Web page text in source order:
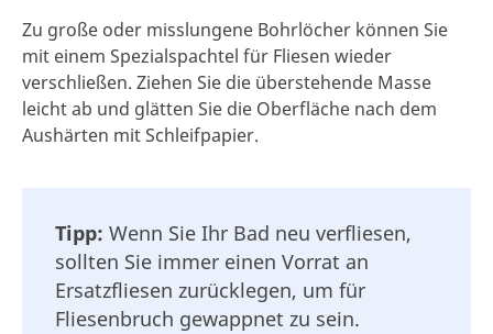
Zu große oder misslungene Bohrlöcher können Sie
mit einem Spezialspachtel für Fliesen wieder
verschließen. Ziehen Sie die überstehende Masse
leicht ab und glätten Sie die Oberfläche nach dem
Aushärten mit Schleifpapier.
Tipp: Wenn Sie Ihr Bad neu verfliesen,
sollten Sie immer einen Vorrat an
Ersatzfliesen zurücklegen, um für
Fliesenbruch gewappnet zu sein.